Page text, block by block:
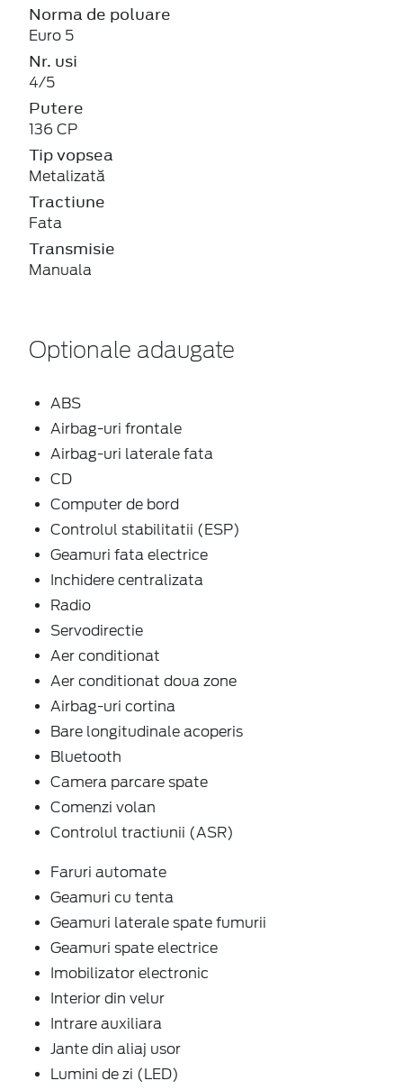
Norma de poluare
Euro 5
Nr. usi
4/5
Putere
136 CP
Tip vopsea
Metalizată
Tractiune
Fata
Transmisie
Manuala
Optionale adaugate
ABS
Airbag-uri frontale
Airbag-uri laterale fata
CD
Computer de bord
Controlul stabilitatii (ESP)
Geamuri fata electrice
Inchidere centralizata
Radio
Servodirectie
Aer conditionat
Aer conditionat doua zone
Airbag-uri cortina
Bare longitudinale acoperis
Bluetooth
Camera parcare spate
Comenzi volan
Controlul tractiunii (ASR)
Faruri automate
Geamuri cu tenta
Geamuri laterale spate fumurii
Geamuri spate electrice
Imobilizator electronic
Interior din velur
Intrare auxiliara
Jante din aliaj usor
Lumini de zi (LED)